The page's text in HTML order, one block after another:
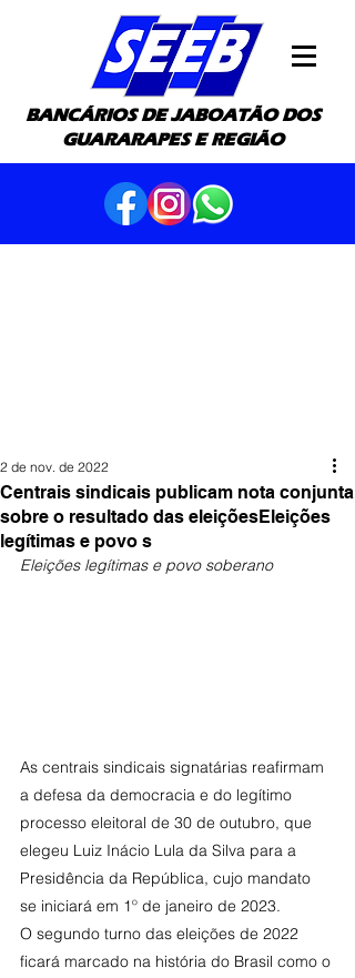
BANCÁRIOS DE JABOATÃO DOS
GUARARAPES E REGIÃO
Centrais sindicais publicam nota conjunta
sobre o resultado das eleiçõesEleições
legítimas e povo s
2 de nov. de 2022
Eleições legítimas e povo soberano
As centrais sindicais signatárias reafirmam
a defesa da democracia e do legítimo
processo eleitoral de 30 de outubro, que
elegeu Luiz Inácio Lula da Silva para a
Presidência da República, cujo mandato
se iniciará em 1º de janeiro de 2023.
O segundo turno das eleições de 2022
ficará marcado na história do Brasil como o